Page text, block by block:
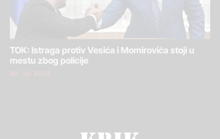
TOK: Istraga protiv Vesića i Momirovića stoji u
mestu zbog policije
30. jul 2026.